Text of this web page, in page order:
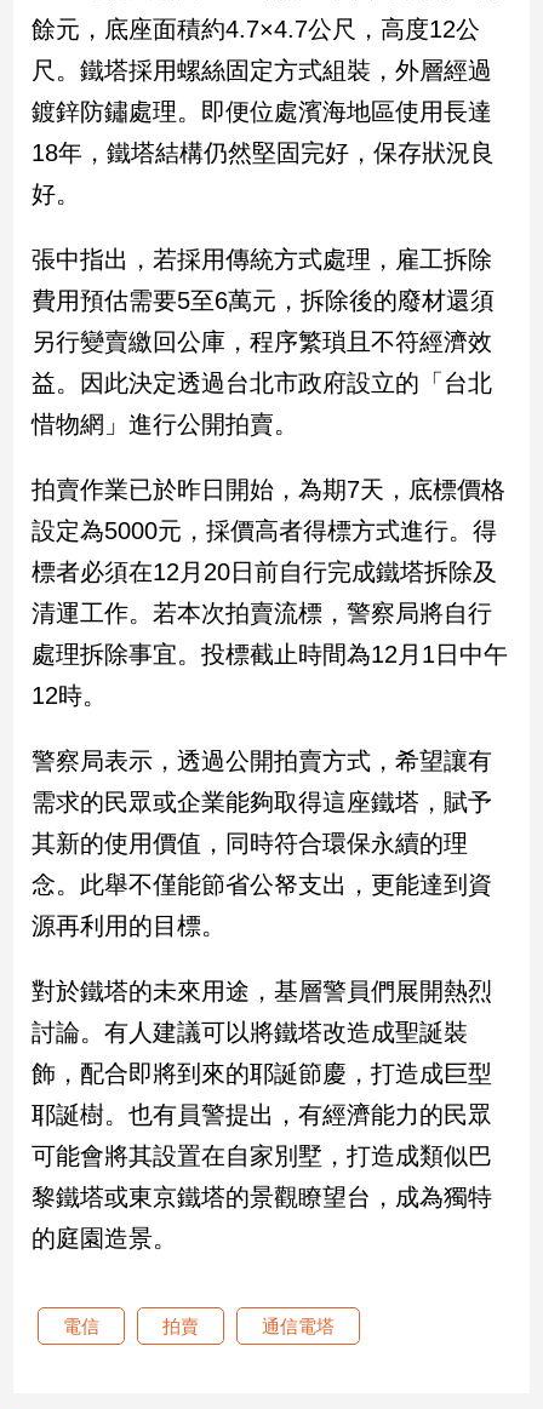
觀
兩
國
社
地
方
新
冠
病
專
區
南
台
灣
觀
南
台
灣
觀
點
樂
娛
樂
聞
流
行/
時
尚
餘元，底座面積約4.7×4.7公尺，高度12公
尺。鐵塔採用螺絲固定方式組裝，外層經過
鍍鋅防鏽處理。即便位處濱海地區使用長達
18年，鐵塔結構仍然堅固完好，保存狀況良
好。
張中指出，若採用傳統方式處理，雇工拆除
費用預估需要5至6萬元，拆除後的廢材還須
另行變賣繳回公庫，程序繁瑣且不符經濟效
益。因此決定透過台北市政府設立的「台北
惜物網」進行公開拍賣。
拍賣作業已於昨日開始，為期7天，底標價格
設定為5000元，採價高者得標方式進行。得
標者必須在12月20日前自行完成鐵塔拆除及
清運工作。若本次拍賣流標，警察局將自行
處理拆除事宜。投標截止時間為12月1日中午
12時。
警察局表示，透過公開拍賣方式，希望讓有
需求的民眾或企業能夠取得這座鐵塔，賦予
其新的使用價值，同時符合環保永續的理
念。此舉不僅能節省公帑支出，更能達到資
源再利用的目標。
對於鐵塔的未來用途，基層警員們展開熱烈
討論。有人建議可以將鐵塔改造成聖誕裝
飾，配合即將到來的耶誕節慶，打造成巨型
耶誕樹。也有員警提出，有經濟能力的民眾
可能會將其設置在自家別墅，打造成類似巴
黎鐵塔或東京鐵塔的景觀瞭望台，成為獨特
的庭園造景。
電信 拍賣 通信電塔